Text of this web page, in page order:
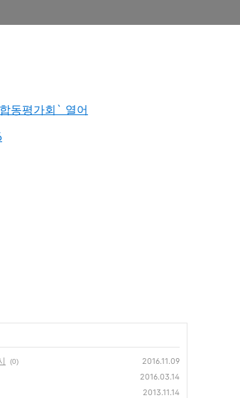
동평가회` 열어
(0) 2016.11.09
2016.03.14
2013.11.14